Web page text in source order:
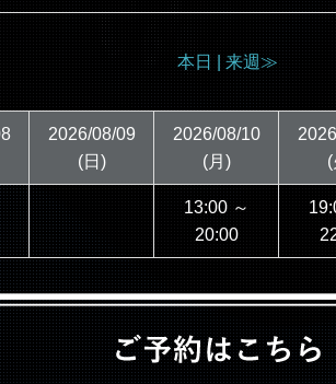
本日 | 来週≫
2026/08/09
(日)
2026/08/10
(月)
13:00 ～
20:00